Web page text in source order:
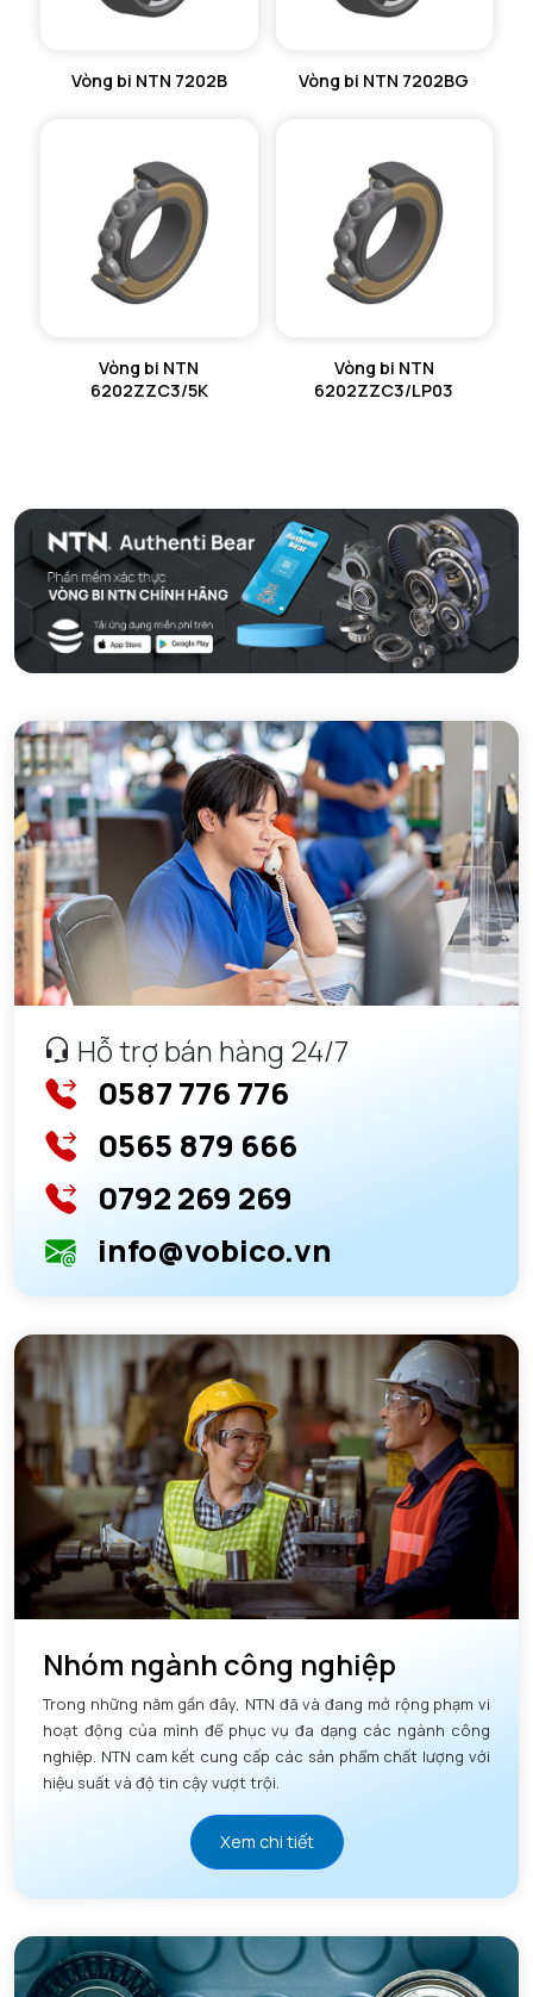
Vòng bi NTN 7202B Vòng bi NTN 7202BG
Vòng bi NTN
6202ZZC3/5K
Vòng bi NTN
6202ZZC3/LP03
Hỗ trợ bán hàng 24/7
0587 776 776
0565 879 666
0792 269 269
info@vobico.vn
Nhóm ngành công nghiệp
Trong những năm gần đây, NTN đã và đang mở rộng phạm vi
hoạt động của mình để phục vụ đa dạng các ngành công
nghiệp. NTN cam kết cung cấp các sản phẩm chất lượng với
hiệu suất và độ tin cậy vượt trội.
Xem chi tiết